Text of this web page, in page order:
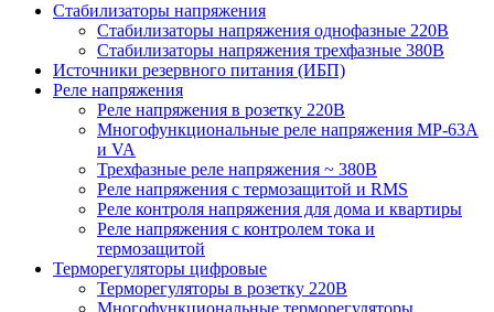
Стабилизаторы напряжения
Cтабилизаторы напряжения однофазные 220В
Стабилизаторы напряжения трехфазные 380В
Источники резервного питания (ИБП)
Реле напряжения
Реле напряжения в розетку 220В
Многофункциональные реле напряжения МР-63А
и VA
Трехфазные реле напряжения ~ 380В
Реле напряжения с термозащитой и RMS
Реле контроля напряжения для дома и квартиры
Реле напряжения с контролем тока и
термозащитой
Терморегуляторы цифровые
Терморегуляторы в розетку 220В
Многофункциональные терморегуляторы